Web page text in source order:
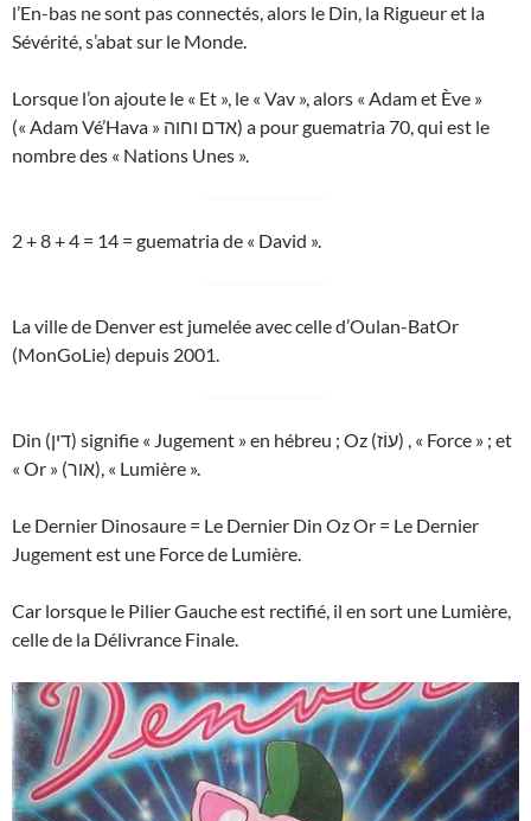
l’En-bas ne sont pas connectés, alors le Din, la Rigueur et la
Sévérité, s’abat sur le Monde.
Lorsque l’on ajoute le « Et », le « Vav », alors « Adam et Ève »
(« Adam Vé’Hava » אדם וחוה) a pour guematria 70, qui est le
nombre des « Nations Unes ».
2 + 8 + 4 = 14 = guematria de « David ».
La ville de Denver est jumelée avec celle d’Oulan-BatOr
(MonGoLie) depuis 2001.
Din (דין) signifie « Jugement » en hébreu ; Oz (עוֹז) , « Force » ; et
« Or » (אור), « Lumière ».
Le Dernier Dinosaure = Le Dernier Din Oz Or = Le Dernier
Jugement est une Force de Lumière.
Car lorsque le Pilier Gauche est rectifié, il en sort une Lumière,
celle de la Délivrance Finale.